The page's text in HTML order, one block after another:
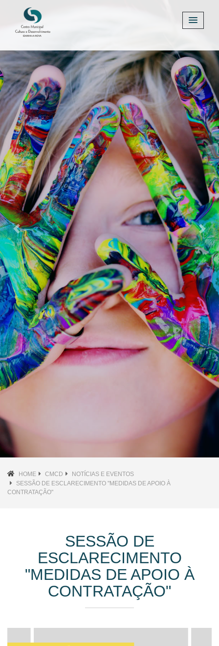
Previous Next
HOME CMCD
NOTÍCIAS E EVENTOS
SESSÃO DE ESCLARECIMENTO "MEDIDAS DE APOIO À
CONTRATAÇÃO"
SESSÃO DE
ESCLARECIMENTO
"MEDIDAS DE APOIO À
CONTRATAÇÃO"